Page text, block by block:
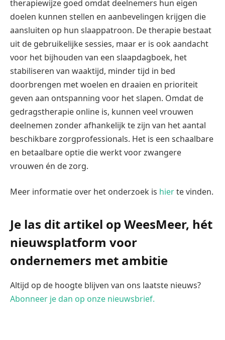
therapiewijze goed omdat deelnemers hun eigen
doelen kunnen stellen en aanbevelingen krijgen die
aansluiten op hun slaappatroon. De therapie bestaat
uit de gebruikelijke sessies, maar er is ook aandacht
voor het bijhouden van een slaapdagboek, het
stabiliseren van waaktijd, minder tijd in bed
doorbrengen met woelen en draaien en prioriteit
geven aan ontspanning voor het slapen. Omdat de
gedragstherapie online is, kunnen veel vrouwen
deelnemen zonder afhankelijk te zijn van het aantal
beschikbare zorgprofessionals. Het is een schaalbare
en betaalbare optie die werkt voor zwangere
vrouwen én de zorg.
Meer informatie over het onderzoek is hierte vinden.
Je las dit artikel op WeesMeer, hét
nieuwsplatform voor
ondernemers met ambitie
Altijd op de hoogte blijven van ons laatste nieuws?
Abonneer je dan op onze nieuwsbrief.